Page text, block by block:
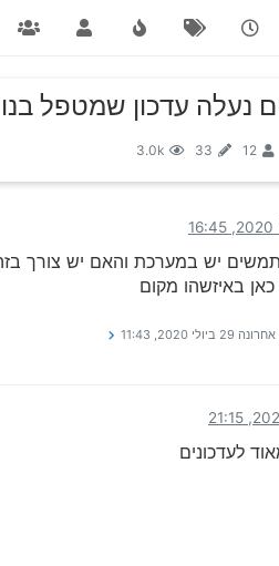
נעלה עדכון שמטפל
12
33
3.0k
יש במערכת והאם יש צורך
באיזשהו מקום
29 ביולי 2020, 11:43
לעדכונים